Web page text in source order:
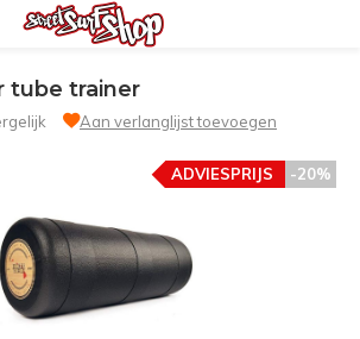
tube trainer
Aan verlanglijst toevoegen
-20%
ADVIESPRIJS